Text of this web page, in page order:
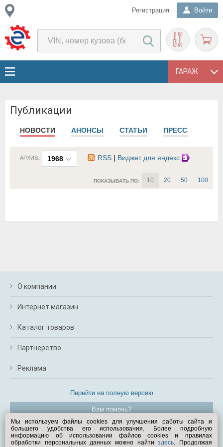
Регистрация Войти
ГАРАЖ
Публикации
НОВОСТИ АНОНСЫ СТАТЬИ ПРЕСС-РЕЛИЗЫ
1968
АРХИВ: RSS | Виджет для яндекс
ПОКАЗЫВАТЬ ПО: 10 20 50 100
О компании
Интернет магазин
Каталог товаров
Партнерство
Реклама
Перейти на полную версию
Вам помочь?
© Exist.ru 1998—2026
Мы используем файлы cookies для улучшения работы сайта и
большего удобства его использования. Более подробную
информацию об использовании файлов cookies и правилах
обработки персональных данных можно найтиздесь. Продолжая